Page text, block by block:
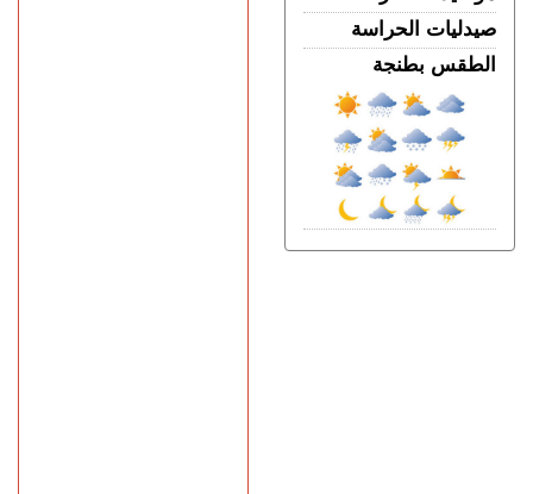
صيدليات الحراسة
الطقس بطنجة